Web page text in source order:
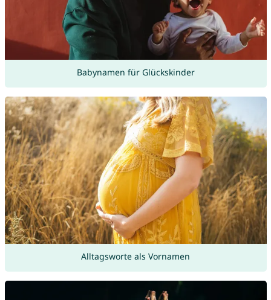
Babynamen für Glückskinder
Alltagsworte als Vornamen